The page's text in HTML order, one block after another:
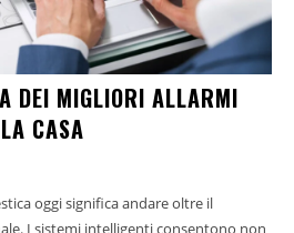
DEI MIGLIORI ALLARMI
CASA
oggi significa andare oltre il